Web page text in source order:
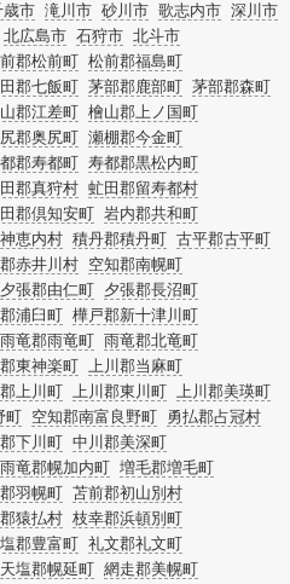
歳市 滝川市 砂川市 歌志内市 深川市
北広島市 石狩市 北斗市
郡松前町 松前郡福島町
郡七飯町 茅部郡鹿部町 茅部郡森町
郡江差町 檜山郡上ノ国町
郡奥尻町 瀬棚郡今金町
郡寿都町 寿都郡黒松内町
郡真狩村 虻田郡留寿都村
郡倶知安町 岩内郡共和町
恵内村 積丹郡積丹町 古平郡古平町
赤井川村 空知郡南幌町
夕張郡由仁町 夕張郡長沼町
浦臼町 樺戸郡新十津川町
雨竜郡雨竜町 雨竜郡北竜町
東神楽町 上川郡当麻町
上川町 上川郡東川町 上川郡美瑛町
町 空知郡南富良野町 勇払郡占冠村
下川町 中川郡美深町
雨竜郡幌加内町 増毛郡増毛町
羽幌町 苫前郡初山別村
猿払村 枝幸郡浜頓別町
郡豊富町 礼文郡礼文町
天塩郡幌延町 網走郡美幌町